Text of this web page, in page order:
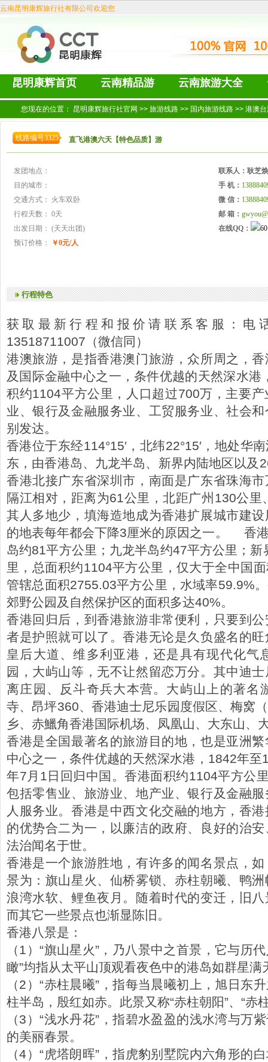
云南昆明康辉旅行社有限公司欢迎您
昆明康辉首页 云南精品游 云南旅游大全
您现在的位置： 昆明康辉旅行社官网 >> 旅游线路 >> 国内旅游线路 >> 港澳
线路编号3325 直飞港澳六天【特色品质】游
发团地点：
目的城市：
交通方式： 火车双卧
行程天数： 0天
出发日期： (天天出团)
预订价格：
￥0元/人
联系人： 耿芝焕
手 机：
微 信：
邮 箱：
在线QQ：
行程特色
获取最新行程和报价请联系客服：电
13518711007（微信同）
港澳旅游，是指香港澳门旅游，众所周之，
及国际金融中心之一，条件优越的天然深水
积约1104平方公里，人口超过700万，主要
业、银行及金融服务业、工贸服务业、社会
别发达。
香港位于东经114°15′，北纬22°15′，地处华
东，由香港岛、九龙半岛、新界内陆地区以及
香港北接广东省深圳市，南面是广东省珠海
隔江相对，距离为61公里，北距广州130公
其人多地少，填海造地成为香港扩展城市建
的地表每年都会下降3厘米的原因之一。 香
岛约81平方公里；九龙半岛约47平方公里；
里，总面积约1104平方公里，仅大于全中国
管辖总面积2755.03平方公里，水域率59.9%
郊野公园及自然保护区的面积多达40%。
香港回归后，到香港旅游非常便利，只要到
者是护照就可以了。香港无论是久负盛名的
皇后大道、维多利亚港，还是具有现代化气
园，大屿山等，无不让然留恋万分。其中迪
离庄园、反斗奇兵大本营。大屿山上的著名
寺、昂坪360、香港迪士尼乐园度假区、梅窝
乡、赤鱲角香港国际机场、凤凰山、大东山、
香港是全国最著名的旅游目的地，也是亚洲
中心之一，条件优越的天然深水港，1842年
年7月1日回归中国。香港面积约1104平方公
包括零售业、旅游业、地产业、银行及金融
人服务业。香港是中西文化交融的地方，香
的优势合二为一，以廉洁的政府、良好的治
法治闻名于世。
香港是一个旅游胜地，有许多的闻名景点，
景为：旗山星火、仙桥雾锁、赤柱朝曦、鸭
浪湾水软、鲤鱼夜月。随着时代的变迁，旧
而其它一些景点也渐显陈旧。
香港八景是：
（1）“旗山星火”，乃八景中之首景，它与历
瞰”均指从太平山顶观看夜色中的港岛如群星
（2）“赤柱晨曦”，指每当晨曦初上，旭日东
柱半岛，殷红如赤。此景又称“赤柱朝阳”、“赤
（3）“浅水丹花”，指碧水盈盈的浅水湾与万
的美丽春景。
（4）“虎塔朗晖”，指虎豹别墅院内六角形的